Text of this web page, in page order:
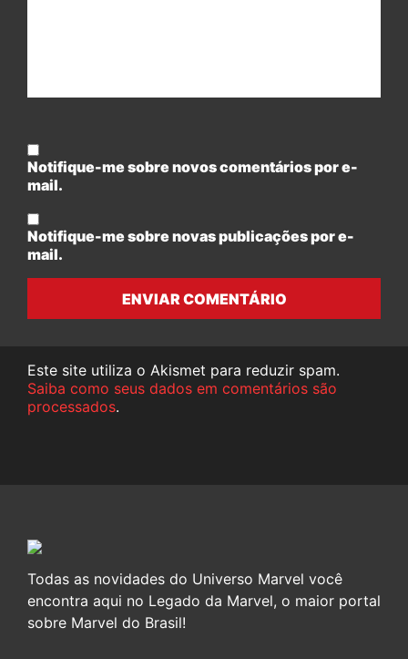
Notifique-me sobre novos comentários por e-
mail.
Notifique-me sobre novas publicações por e-
mail.
ENVIAR COMENTÁRIO
Este site utiliza o Akismet para reduzir spam.
Saiba como seus dados em comentários são
processados.
Todas as novidades do Universo Marvel você
encontra aqui no Legado da Marvel, o maior portal
sobre Marvel do Brasil!